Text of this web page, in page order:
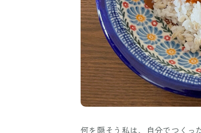
何を隠そう私は、自分でつくっ